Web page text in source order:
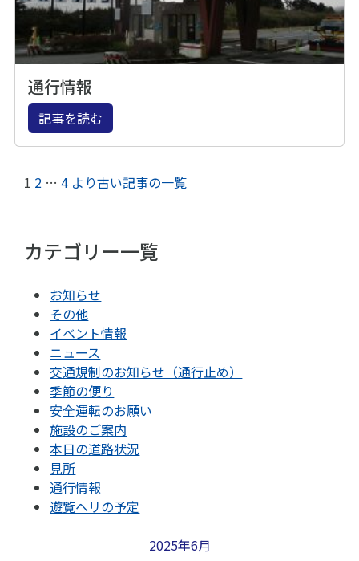
通行情報
記事を読む
1 2 … 4 より古い記事の一覧
カテゴリー一覧
お知らせ
その他
イベント情報
ニュース
交通規制のお知らせ（通行止め）
季節の便り
安全運転のお願い
施設のご案内
本日の道路状況
見所
通行情報
遊覧ヘリの予定
2025年6月